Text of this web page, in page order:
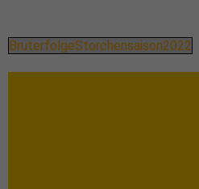
BruterfolgeStorchensaison2022